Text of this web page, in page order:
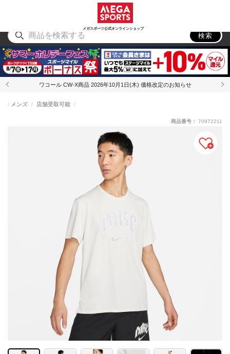
メガスポーツ公式オンラインショップ
アウトドア
検索
ワコール CW-X商品 2026年10月1日(木) 価格改定のお知らせ
メンズ 店舗受取可能
商品番号： 70972211